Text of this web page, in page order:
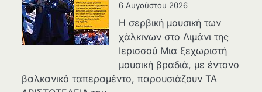
6 Αυγούστου 2026
Η σερβική μουσική των
χάλκινων στο Λιμάνι της
Ιερισσού Μια ξεχωριστή
μουσική βραδιά, με έντονο
βαλκανικό ταπεραμέντο, παρουσιάζουν ΤΑ